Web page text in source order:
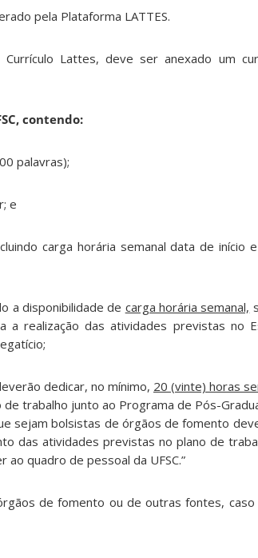
pela Plataforma LATTES.
Lattes, deve ser anexado um
contendo:
palavras);
e
carga horária semanal data de início
a disponibilidade de carga horária semanal,
a realização das atividades previstas no
dedicar, no mínimo, 20 (vinte) horas
trabalho junto ao Programa de Pós-
sejam bolsistas de órgãos de fomento
das atividades previstas no plano de
quadro de pessoal da UFSC.”
de fomento ou de outras fontes, caso